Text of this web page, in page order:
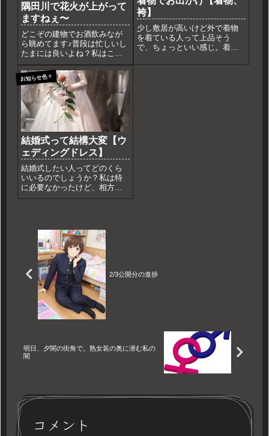
隅田川で花火が上がって
ますねぇ〜
どこぞの建物でお酒飲みなが
ら眺めてます♪普段は忙しいし
たまには良いよね？私はこの
辺に泊まって明日に帰りま
す。日帰りの人はがんばっ
て！
袴】
少し敷居が高いけど外で着物
を着ている人って上品そう
で、ちょっといい感じ。着付
と背筋が伸びて綺麗に歩ける
お知らせ色々
結婚式って結構大変【ウ
ェディングドレス】
結婚式したい人ってどのくら
いいるのでしょうか？私は特
に必要なかったけど、相方は
したがってたのであまり大き
に打ち合わせ中に出るわ出る
わの高級ドレス男側なんでプ
ランに...
2/3公開分の進捗
明日、夕闇の街角で。熟女装の奥に潜む私の
闇
コメント